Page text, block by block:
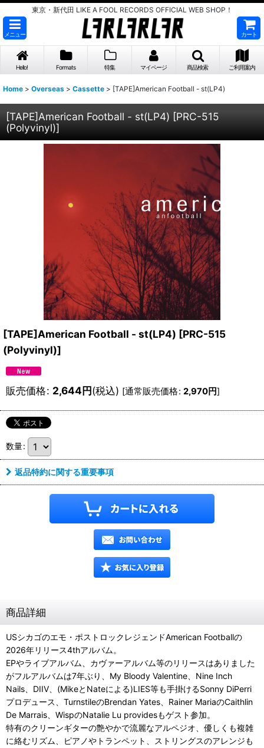
東京・新代田 LIKE A FOOL RECORDS OFFICIAL WEB SHOP！
メニュー カート
Hello! Formats 特集 マイページ 商品検索 ご利用案内
Home > Overseas > Cassette > [TAPE]American Football - st(LP4)
[TAPE]American Football - st(LP4) [PRC-515
(Polyvinyl)]
[TAPE]American Football - st(LP4) [PRC-515
(Polyvinyl)]
販売価格: 2,644円(税込) [通常販売価格: 2,970円]
数量:
返品特約に関する重要事項
商品詳細
USシカゴのエモ・ポストロックレジェンドAmerican Footballの
2026年リリース4thアルバム。
EPやライブアルバム、カヴァーアルバム等のリリースはありました
がフルアルバムは7年ぶり、My Bloody Valentine、Nine Inch
Nails、DIIV、(MikeとNateによる)LIES等も手掛けるSonny DiPerri
プロデュース、TurnstileのBrendan Yates、Rainer MariaのCaithlin
De Marrais、WispのNatalie Lu providesもゲスト参加。
特有のクリーンギターの艶やかで流麗なアルペジオ、優しくも複雑
に絡むリズム、ピアノやトランペット、ストリングスのアレンジも